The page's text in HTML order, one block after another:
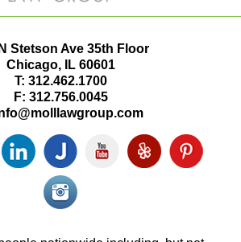
Stetson Ave 35th Floor
Chicago, IL 60601
T: 312.462.1700
F: 312.756.0045
LinkedIn
icon
Justia
icon
YouTube
icon
Yelp
icon
Pinterest
icon
Instagram<
icon/span>